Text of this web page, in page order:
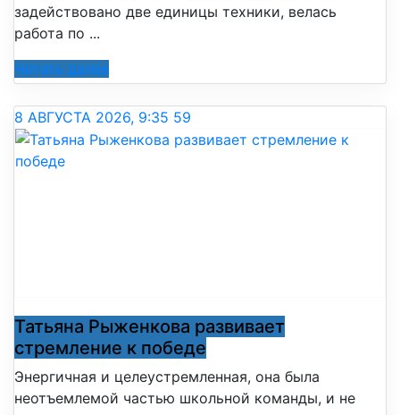
задействовано две единицы техники, велась
работа по ...
Читать далее
8 АВГУСТА 2026, 9:35 59
Татьяна Рыженкова развивает
стремление к победе
Энергичная и целеустремленная, она была
неотъемлемой частью школьной команды, и не